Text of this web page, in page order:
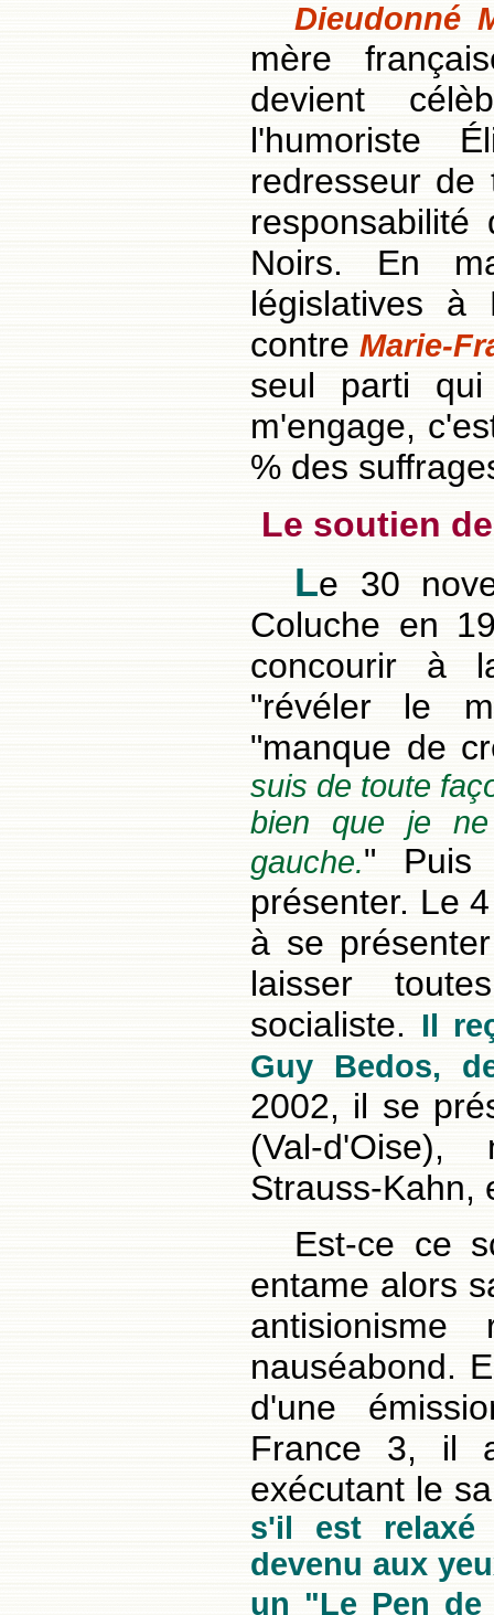
Dieudonné
mère
devient
l'humoriste
redresseur
Noirs. En
législatives à
contreMarie-
seul parti
m'engage,
% des
Le soutien
Le 30
Coluche en
concourir à
"révéler le
"manque de
suis de toute
bien que je
gauche." Puis
présenter. Le
à se
laisser
socialiste. Il
Guy Bedos,
2002, il se
(Val-d'Oise),
Strauss-Kahn,
Est-ce ce
entame alors
nauséabond.
d'une
France 3, il
exécutant le
s'il est
devenu aux
un "Le Pen de